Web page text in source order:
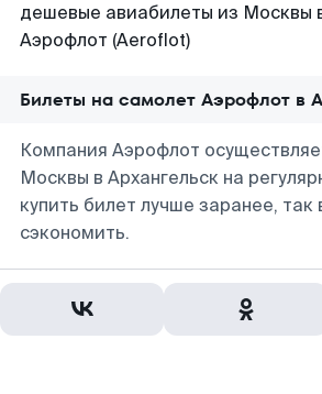
дешевые авиабилеты из Москвы
Аэрофлот (Aeroflot)
Билеты на самолет Аэрофлот в
Компания Аэрофлот
Москвы в Архангельск на
купить билет лучше заранее,
сэкономить.